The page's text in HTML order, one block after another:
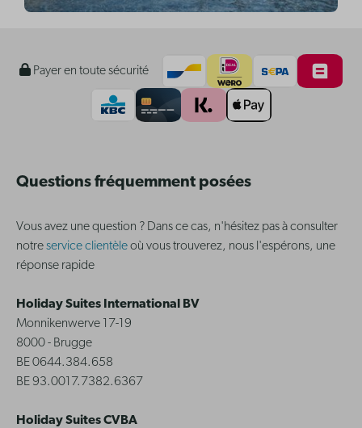
Payer en toute sécurité
Questions fréquemment posées
Vous avez une question ? Dans ce cas, n'hésitez pas à consulter
notreservice clientèleoù vous trouverez, nous l'espérons, une
réponse rapide
Holiday Suites International BV
Monnikenwerve 17-19
8000 - Brugge
BE 0644.384.658
BE 93.0017.7382.6367
Holiday Suites CVBA